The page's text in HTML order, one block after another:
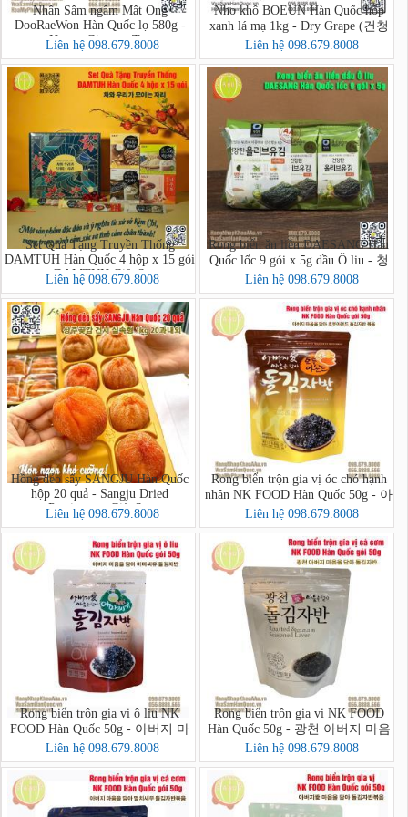
Nhân Sâm ngâm Mật Ong
DooRaeWon Hàn Quốc lọ 580g -
Honey Ginseng Tea
Liên hệ 098.679.8008
Nho khô BOEUN Hàn Quốc hộp
xanh lá mạ 1kg - Dry Grape (건청
포도)
Liên hệ 098.679.8008
Set Quà Tặng Truyền Thống
DAMTUH Hàn Quốc 4 hộp x 15 gói
- DAMTUH Gift Set
Liên hệ 098.679.8008
Rong biển ăn liền DAESANG Hàn
Quốc lốc 9 gói x 5g dầu Ô liu - 청
정원 올리브유 재래김
Liên hệ 098.679.8008
Hồng dẻo sấy SANGJU Hàn Quốc
hộp 20 quả - Sangju Dried
Persimmon Gift Set
Liên hệ 098.679.8008
Rong biển trộn gia vị óc chó hạnh
nhân NK FOOD Hàn Quốc 50g - 아
버지 마음을 담아 호두아몬드 돌
김자반 볶음
Liên hệ 098.679.8008
Rong biển trộn gia vị ô liu NK
FOOD Hàn Quốc 50g - 아버지 마
음을 담아 아마씨유 돌김자반
Liên hệ 098.679.8008
Rong biển trộn gia vị NK FOOD
Hàn Quốc 50g - 광천 아버지 마음
을 담아 돌김자반
Liên hệ 098.679.8008